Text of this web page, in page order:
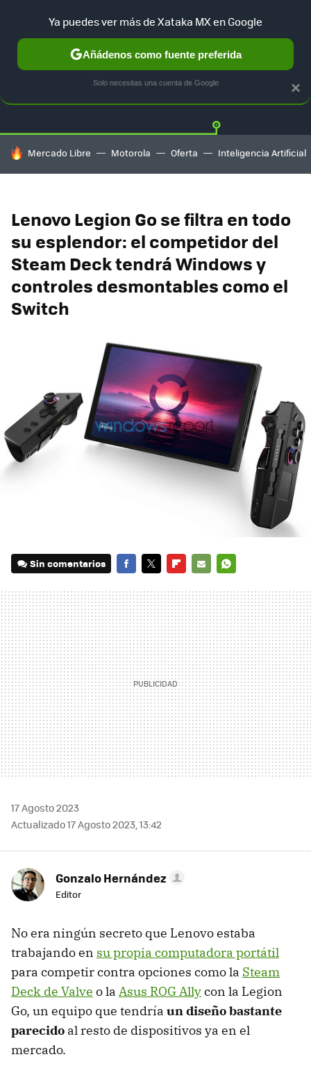
Twitter
HOY SE HABLA DE
Mercado Libre Motorola Oferta Inteligencia Artificial
Lenovo Legion Go se filtra en todo
su esplendor: el competidor del
Steam Deck tendrá Windows y
controles desmontables como el
Switch
Sin comentarios
MAIL
17 Agosto 2023
Actualizado 17 Agosto 2023, 13:42
Gonzalo Hernández
Editor
No era ningún secreto que Lenovo estaba
trabajando en su propia computadora portátil
para competir contra opciones como la Steam
Deck de Valve o la Asus ROG Allycon la Legion
Go, un equipo que tendría un diseño bastante
parecido al resto de dispositivos ya en el
mercado.
×
Ya puedes ver más de Xataka MX en Google
Añádenos como fuente preferida
Solo necesitas una cuenta de Google